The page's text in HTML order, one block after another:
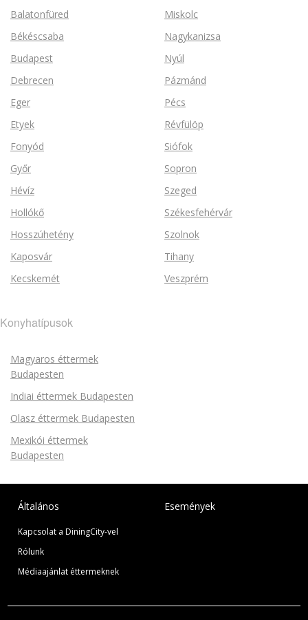
Balatonfüred
Békéscsaba
Budapest
Debrecen
Eger
Etyek
Fonyód
Győr
Hévíz
Hollókő
Hosszúhetény
Kaposvár
Kecskemét
Miskolc
Nagykanizsa
Nyúl
Pázmánd
Pécs
Révfülöp
Siófok
Sopron
Szeged
Székesfehérvár
Szolnok
Tihany
Veszprém
Konyhatípusok
Magyaros éttermek
Budapesten
Indiai éttermek Budapesten
Olasz éttermek Budapesten
Mexikói éttermek
Budapesten
Általános
Kapcsolat a DiningCity-vel
Rólunk
Médiaajánlat éttermeknek
Események